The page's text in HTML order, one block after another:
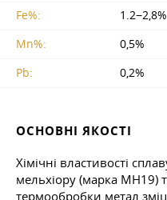
Fe%:
1.2−2,8%
Mn%:
0,5%
Pb:
0,2%
ОСНОВНІ ЯКОСТІ
Хімічні властивості
мельхіору (марка МН19)
термообробки метал